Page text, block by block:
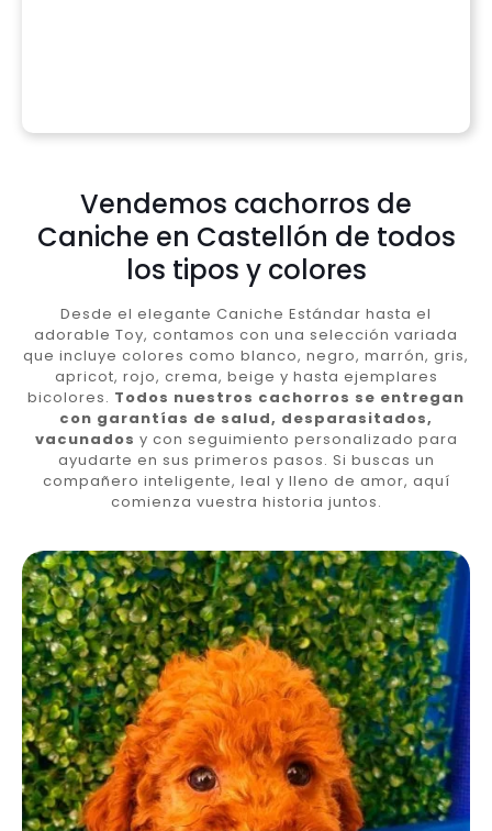
Vendemos cachorros de
Caniche en Castellón de todos
los tipos y colores
Desde el elegante Caniche Estándar hasta el
adorable Toy, contamos con una selección variada
que incluye colores como blanco, negro, marrón, gris,
apricot, rojo, crema, beige y hasta ejemplares
bicolores. Todos nuestros cachorros se entregan
con garantías de salud, desparasitados,
vacunados y con seguimiento personalizado para
ayudarte en sus primeros pasos. Si buscas un
compañero inteligente, leal y lleno de amor, aquí
comienza vuestra historia juntos.